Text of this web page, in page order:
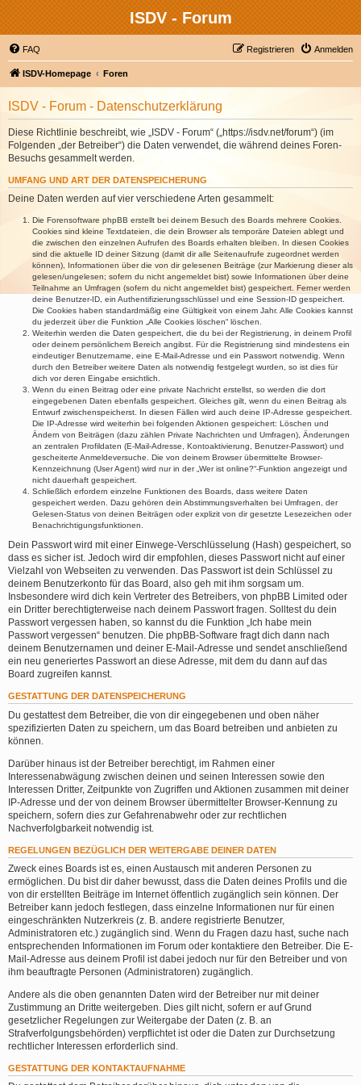
ISDV - Forum
FAQ Anmelden
Registrieren
ISDV-Homepage Foren
ISDV - Forum - Datenschutzerklärung
Diese Richtlinie beschreibt, wie „ISDV - Forum“ („https://isdv.net/forum“) (im
Folgenden „der Betreiber“) die Daten verwendet, die während deines Foren-
Besuchs gesammelt werden.
UMFANG UND ART DER DATENSPEICHERUNG
Deine Daten werden auf vier verschiedene Arten gesammelt:
Die Forensoftware phpBB erstellt bei deinem Besuch des Boards mehrere Cookies.
Cookies sind kleine Textdateien, die dein Browser als temporäre Dateien ablegt und
die zwischen den einzelnen Aufrufen des Boards erhalten bleiben. In diesen Cookies
sind die aktuelle ID deiner Sitzung (damit dir alle Seitenaufrufe zugeordnet werden
können), Informationen über die von dir gelesenen Beiträge (zur Markierung dieser als
gelesen/ungelesen; sofern du nicht angemeldet bist) sowie Informationen über deine
Teilnahme an Umfragen (sofern du nicht angemeldet bist) gespeichert. Ferner werden
deine Benutzer-ID, ein Authentifizierungsschlüssel und eine Session-ID gespeichert.
Die Cookies haben standardmäßig eine Gültigkeit von einem Jahr. Alle Cookies kannst
du jederzeit über die Funktion „Alle Cookies löschen“ löschen.
Weiterhin werden die Daten gespeichert, die du bei der Registrierung, in deinem Profil
oder deinem persönlichem Bereich angibst. Für die Registrierung sind mindestens ein
eindeutiger Benutzername, eine E-Mail-Adresse und ein Passwort notwendig. Wenn
durch den Betreiber weitere Daten als notwendig festgelegt wurden, so ist dies für
dich vor deren Eingabe ersichtlich.
Wenn du einen Beitrag oder eine private Nachricht erstellst, so werden die dort
eingegebenen Daten ebenfalls gespeichert. Gleiches gilt, wenn du einen Beitrag als
Entwurf zwischenspeicherst. In diesen Fällen wird auch deine IP-Adresse gespeichert.
Die IP-Adresse wird weiterhin bei folgenden Aktionen gespeichert: Löschen und
Ändern von Beiträgen (dazu zählen Private Nachrichten und Umfragen), Änderungen
an zentralen Profildaten (E-Mail-Adresse, Kontoaktivierung, Benutzer-Passwort) und
gescheiterte Anmeldeversuche. Die von deinem Browser übermittelte Browser-
Kennzeichnung (User Agent) wird nur in der „Wer ist online?“-Funktion angezeigt und
nicht dauerhaft gespeichert.
Schließlich erfordern einzelne Funktionen des Boards, dass weitere Daten
gespeichert werden. Dazu gehören dein Abstimmungsverhalten bei Umfragen, der
Gelesen-Status von deinen Beiträgen oder explizit von dir gesetzte Lesezeichen oder
Benachrichtigungsfunktionen.
Dein Passwort wird mit einer Einwege-Verschlüsselung (Hash) gespeichert, so
dass es sicher ist. Jedoch wird dir empfohlen, dieses Passwort nicht auf einer
Vielzahl von Webseiten zu verwenden. Das Passwort ist dein Schlüssel zu
deinem Benutzerkonto für das Board, also geh mit ihm sorgsam um.
Insbesondere wird dich kein Vertreter des Betreibers, von phpBB Limited oder
ein Dritter berechtigterweise nach deinem Passwort fragen. Solltest du dein
Passwort vergessen haben, so kannst du die Funktion „Ich habe mein
Passwort vergessen“ benutzen. Die phpBB-Software fragt dich dann nach
deinem Benutzernamen und deiner E-Mail-Adresse und sendet anschließend
ein neu generiertes Passwort an diese Adresse, mit dem du dann auf das
Board zugreifen kannst.
GESTATTUNG DER DATENSPEICHERUNG
Du gestattest dem Betreiber, die von dir eingegebenen und oben näher
spezifizierten Daten zu speichern, um das Board betreiben und anbieten zu
können.
Darüber hinaus ist der Betreiber berechtigt, im Rahmen einer
Interessenabwägung zwischen deinen und seinen Interessen sowie den
Interessen Dritter, Zeitpunkte von Zugriffen und Aktionen zusammen mit deiner
IP-Adresse und der von deinem Browser übermittelter Browser-Kennung zu
speichern, sofern dies zur Gefahrenabwehr oder zur rechtlichen
Nachverfolgbarkeit notwendig ist.
REGELUNGEN BEZÜGLICH DER WEITERGABE DEINER DATEN
Zweck eines Boards ist es, einen Austausch mit anderen Personen zu
ermöglichen. Du bist dir daher bewusst, dass die Daten deines Profils und die
von dir erstellten Beiträge im Internet öffentlich zugänglich sein können. Der
Betreiber kann jedoch festlegen, dass einzelne Informationen nur für einen
eingeschränkten Nutzerkreis (z. B. andere registrierte Benutzer,
Administratoren etc.) zugänglich sind. Wenn du Fragen dazu hast, suche nach
entsprechenden Informationen im Forum oder kontaktiere den Betreiber. Die E-
Mail-Adresse aus deinem Profil ist dabei jedoch nur für den Betreiber und von
ihm beauftragte Personen (Administratoren) zugänglich.
Andere als die oben genannten Daten wird der Betreiber nur mit deiner
Zustimmung an Dritte weitergeben. Dies gilt nicht, sofern er auf Grund
gesetzlicher Regelungen zur Weitergabe der Daten (z. B. an
Strafverfolgungsbehörden) verpflichtet ist oder die Daten zur Durchsetzung
rechtlicher Interessen erforderlich sind.
GESTATTUNG DER KONTAKTAUFNAHME